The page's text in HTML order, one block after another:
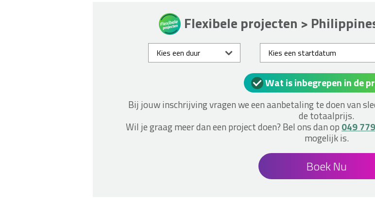
Flexibele projecten >
Wat is inbegrepen in de
Bij jouw inschrijving vragen we een aanbetaling te doen van
de totaalprijs.
Wil je graag meer dan een project doen? Bel ons dan op 049
mogelijk is.
Boek Nu